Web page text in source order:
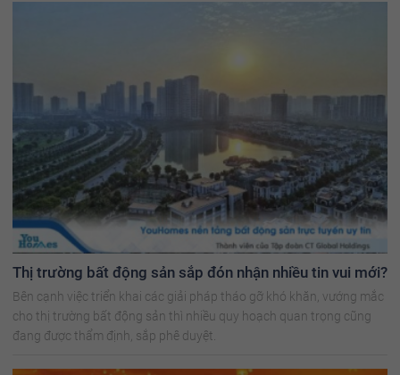
Thị trường bất động sản sắp đón nhận nhiều tin vui mới?
Bên cạnh việc triển khai các giải pháp tháo gỡ khó khăn, vướng mắc
cho thị trường bất động sản thì nhiều quy hoạch quan trọng cũng
đang được thẩm định, sắp phê duyệt.